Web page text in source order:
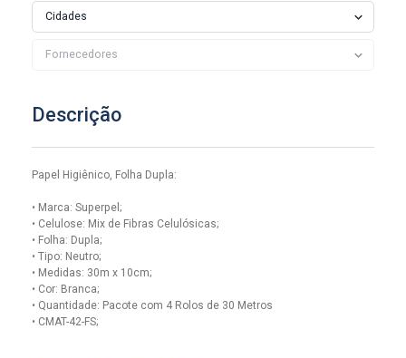
Descrição
Papel Higiênico, Folha Dupla:
• Marca: Superpel;
• Celulose: Mix de Fibras Celulósicas;
• Folha: Dupla;
• Tipo: Neutro;
• Medidas: 30m x 10cm;
• Cor: Branca;
• Quantidade: Pacote com 4 Rolos de 30 Metros
• CMAT-42-FS;